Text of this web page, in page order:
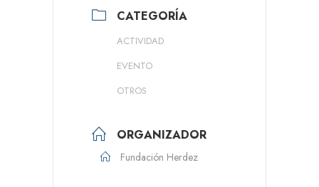
CATEGORÍA
ACTIVIDAD
EVENTO
OTROS
ORGANIZADOR
Fundación Herdez